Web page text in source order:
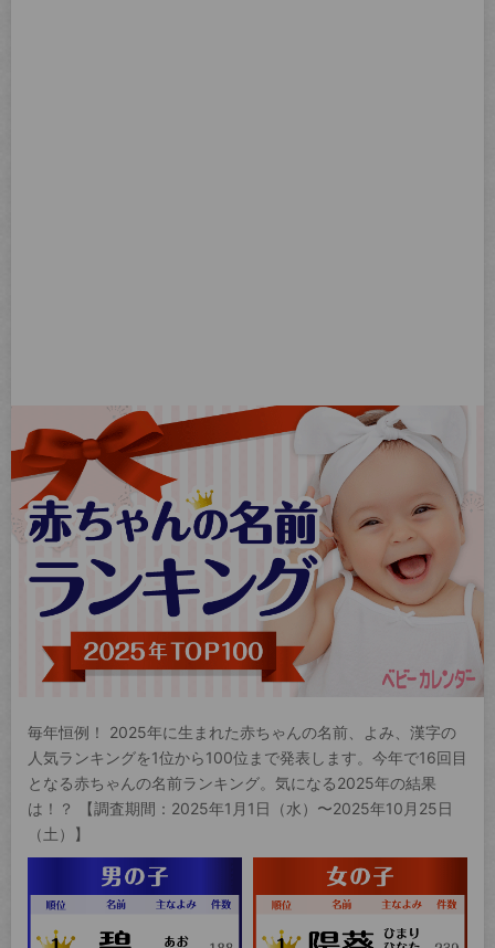
毎年恒例！ 2025年に生まれた赤ちゃんの名前、よみ、漢字の
人気ランキングを1位から100位まで発表します。今年で16回目
となる赤ちゃんの名前ランキング。気になる2025年の結果
は！？ 【調査期間：2025年1月1日（水）〜2025年10月25日
（土）】